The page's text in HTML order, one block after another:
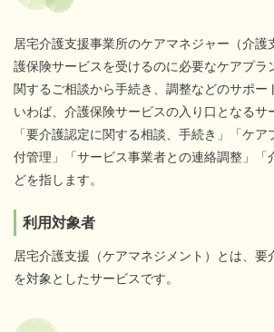
居宅介護支援事業所のケアマネジャー（介護
護保険サービスを受けるのに必要なケアプラ
関するご相談から手続き、調整などのサポー
いわば、介護保険サービスの入り口となるサ
「要介護認定に関する相談、手続き」「ケ
付管理」「サービス事業者との連絡調整」「
どを指します。
利用対象者
居宅介護支援（ケアマネジメント）とは、要
を対象としたサービスです。